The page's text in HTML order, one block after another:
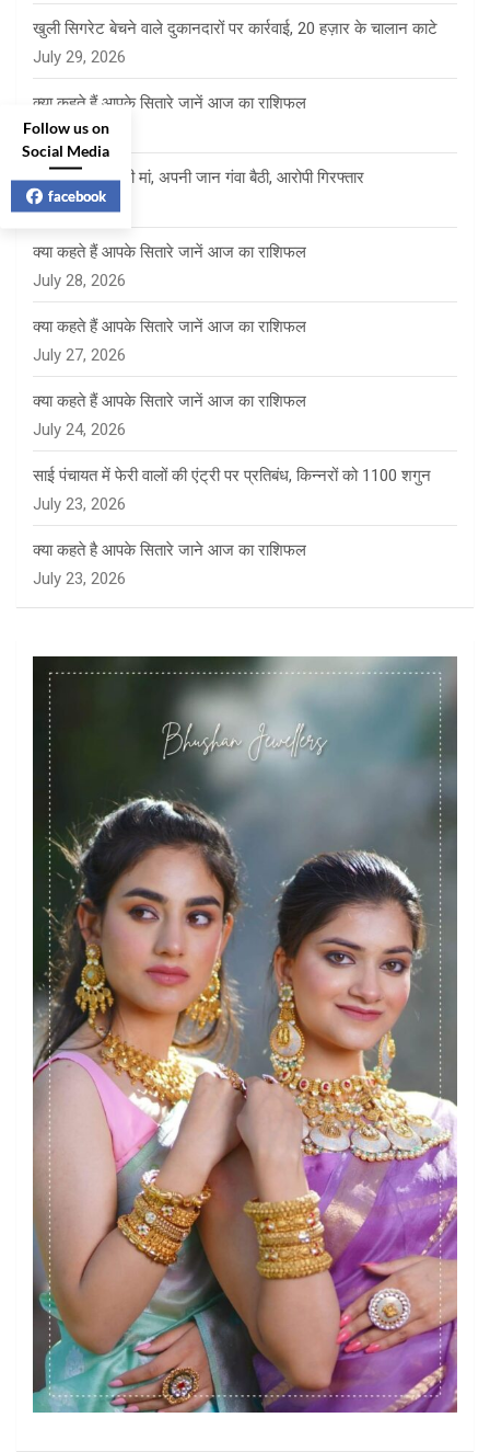
खुली सिगरेट बेचने वाले दुकानदारों पर कार्रवाई, 20 हज़ार के चालान काटे
July 29, 2026
क्या कहते हैं आपके सितारे जानें आज का राशिफल
July 29, 2026
बेटे को बचाने दौड़ी मां, अपनी जान गंवा बैठी, आरोपी गिरफ्तार
July 28, 2026
क्या कहते हैं आपके सितारे जानें आज का राशिफल
July 28, 2026
क्या कहते हैं आपके सितारे जानें आज का राशिफल
July 27, 2026
क्या कहते हैं आपके सितारे जानें आज का राशिफल
July 24, 2026
साई पंचायत में फेरी वालों की एंट्री पर प्रतिबंध, किन्नरों को 1100 शगुन
July 23, 2026
क्या कहते है आपके सितारे जाने आज का राशिफल
July 23, 2026
Follow us on
Social Media
facebook